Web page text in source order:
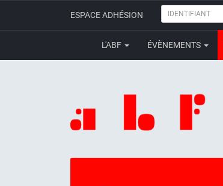
ESPACE ADHÉSION IDENTIFIANT
L'ABF ÉVÈNEMENTS